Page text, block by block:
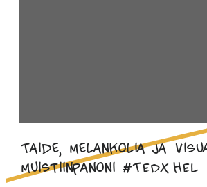
Taide, melankolia ja
muistiinpanoni #TEDxHEL